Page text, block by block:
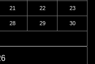
21 22 23
28 29 30